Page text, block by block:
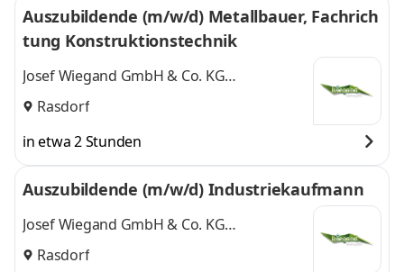
Auszubildende (m/w/d) Metallbauer, Fachrich
tung Konstruktionstechnik
Josef Wiegand GmbH & Co. KG
Freizeiteinrichtungen
Rasdorf
in etwa 2 Stunden
Auszubildende (m/w/d) Industriekaufmann
Josef Wiegand GmbH & Co. KG
Freizeiteinrichtungen
Rasdorf